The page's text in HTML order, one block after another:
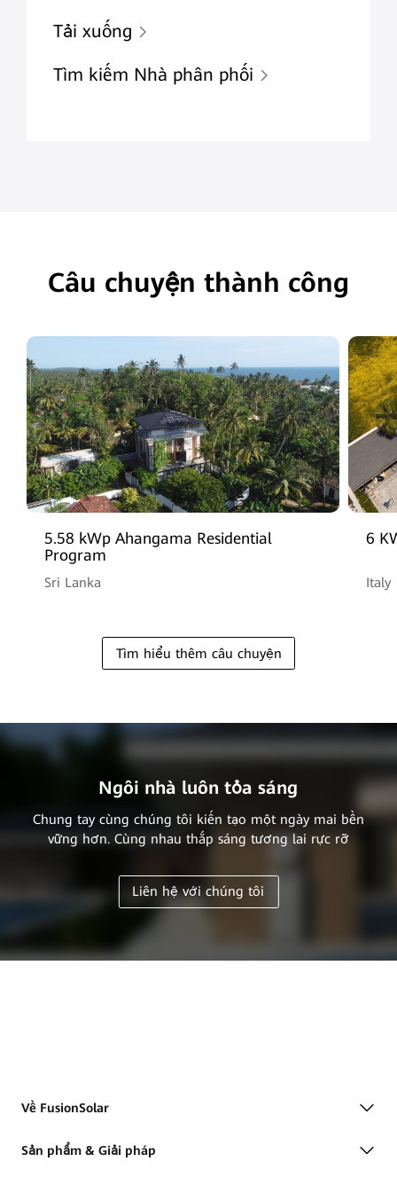
Tải xuống
Tìm kiếm Nhà phân phối
Câu chuyện thành công
5.58 kWp Ahangama Residential
Program
Sri Lanka
6
Italy
Tìm hiểu thêm câu chuyện
Ngôi nhà luôn tỏa sáng
Chung tay cùng chúng tôi kiến tạo một ngày mai bền
vững hơn. Cùng nhau thắp sáng tương lai rực rỡ
Liên hệ với chúng tôi
Về FusionSolar
Sản phẩm & Giải pháp